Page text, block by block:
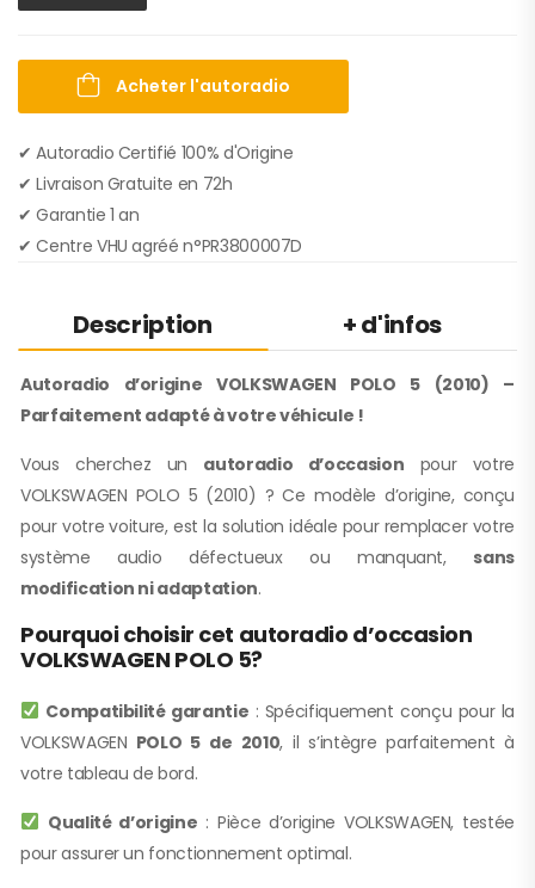
Acheter l'autoradio
✔ Autoradio Certifié 100% d'Origine
✔︎ Livraison Gratuite en 72h
✔︎ Garantie 1 an
✔︎ Centre VHU agréé n°PR3800007D
Description + d'infos
Autoradio d’origine VOLKSWAGEN POLO 5 (2010) –
Parfaitement adapté à votre véhicule !
Vous cherchez un autoradio d’occasion pour votre
VOLKSWAGEN POLO 5 (2010) ? Ce modèle d’origine, conçu
pour votre voiture, est la solution idéale pour remplacer votre
système audio défectueux ou manquant, sans
modification ni adaptation.
Pourquoi choisir cet autoradio d’occasion
VOLKSWAGEN POLO 5?
Compatibilité garantie : Spécifiquement conçu pour la
VOLKSWAGEN POLO 5 de 2010, il s’intègre parfaitement à
votre tableau de bord.
Qualité d’origine : Pièce d’origine VOLKSWAGEN, testée
pour assurer un fonctionnement optimal.